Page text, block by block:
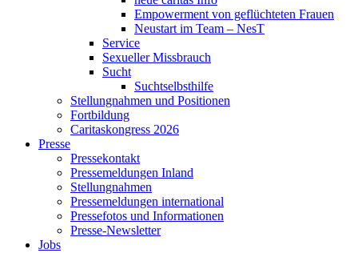
Empowerment von geflüchteten Frauen
Neustart im Team – NesT
Service
Sexueller Missbrauch
Sucht
Suchtselbsthilfe
Stellungnahmen und Positionen
Fortbildung
Caritaskongress 2026
Presse
Pressekontakt
Pressemeldungen Inland
Stellungnahmen
Pressemeldungen international
Pressefotos und Informationen
Presse-Newsletter
Jobs